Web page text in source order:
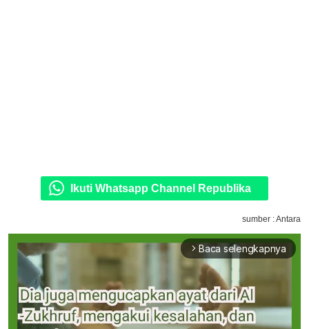
Ikuti Whatsapp Channel Republika
sumber : Antara
arrow_forward_ios Baca selengkapnya